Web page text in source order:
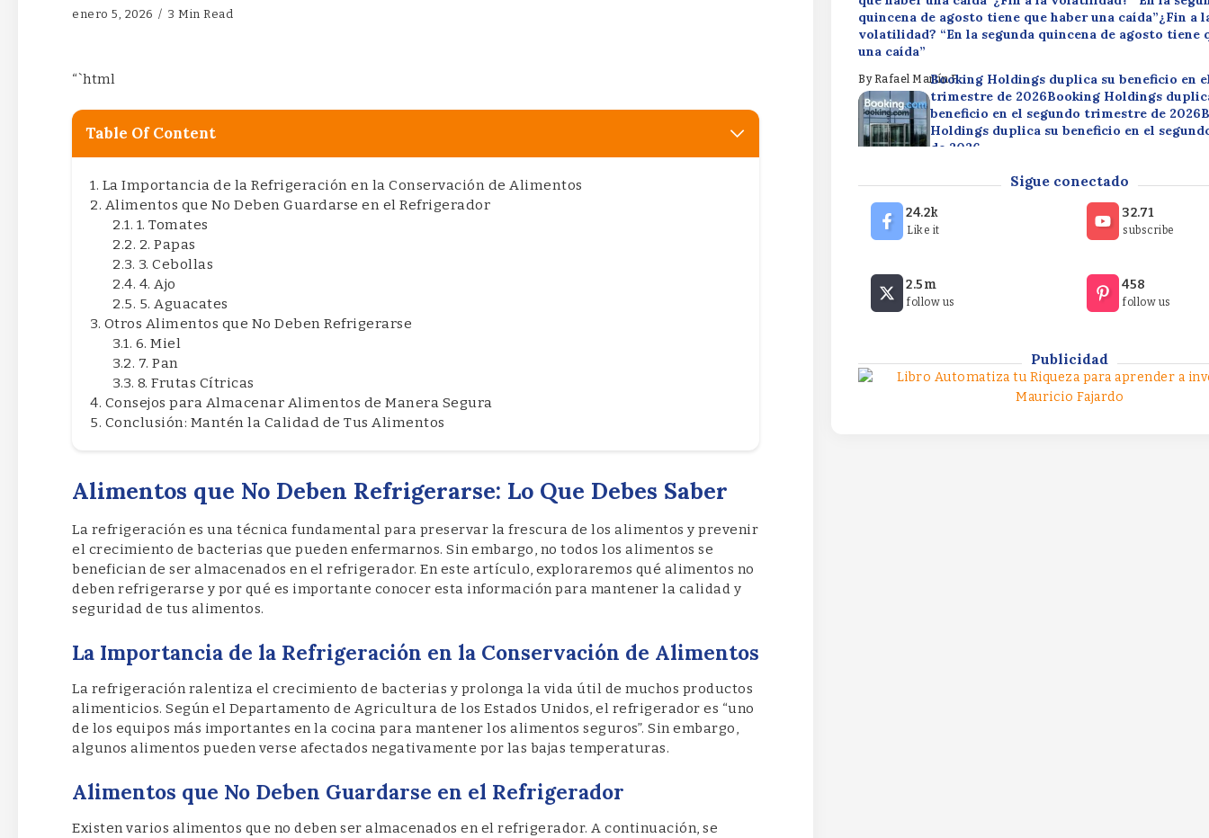
enero 5, 2026 3 Min Read
“`html
Table Of Content
La Importancia de la Refrigeración en la Conservación de Alimentos
Alimentos que No Deben Guardarse en el Refrigerador
1. Tomates
2. Papas
3. Cebollas
4. Ajo
5. Aguacates
Otros Alimentos que No Deben Refrigerarse
6. Miel
7. Pan
8. Frutas Cítricas
Consejos para Almacenar Alimentos de Manera Segura
Conclusión: Mantén la Calidad de Tus Alimentos
Alimentos que No Deben Refrigerarse: Lo Que Debes Saber
La refrigeración es una técnica fundamental para preservar la frescura de los alimentos y prevenir
el crecimiento de bacterias que pueden enfermarnos. Sin embargo, no todos los alimentos se
benefician de ser almacenados en el refrigerador. En este artículo, exploraremos qué alimentos no
deben refrigerarse y por qué es importante conocer esta información para mantener la calidad y
seguridad de tus alimentos.
La Importancia de la Refrigeración en la Conservación de Alimentos
La refrigeración ralentiza el crecimiento de bacterias y prolonga la vida útil de muchos productos
alimenticios. Según el Departamento de Agricultura de los Estados Unidos, el refrigerador es “uno
de los equipos más importantes en la cocina para mantener los alimentos seguros”. Sin embargo,
algunos alimentos pueden verse afectados negativamente por las bajas temperaturas.
Alimentos que No Deben Guardarse en el Refrigerador
Existen varios alimentos que no deben ser almacenados en el refrigerador. A continuación, se
quincena de agosto tiene que haber una caída”¿Fin a
volatilidad? “En la segunda quincena de agosto tiene
una caída”
By Rafael Martín F.Booking Holdings duplica su beneficio en
trimestre de 2026Booking Holdings
beneficio en el segundo trimestre de
Holdings duplica su beneficio en el
de 2026
Rafael Martín F.
Disney reduce su beneficio en un 49,9%
trimestre fiscalDisney reduce su beneficio
49,9% en el tercer trimestre fiscalDisney
beneficio en un 49,9% en el tercer
¿Fin a la volatilidad? “En la segunda quincena de
que haber una caída”¿Fin a la volatilidad? “En la
quincena de agosto tiene que haber una caída”¿Fin a
ByRafael Martín F.
Sigue conectado
24.2k
Like it
32.71
subscribe
2.5m
follow us
458
follow us
Publicidad